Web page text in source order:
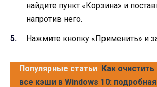
найдите пункт «Корзина» и
напротив него.
Нажмите кнопку «Применить» и
Популярные статьи Как очистить
все кэши в Windows 10: подробная